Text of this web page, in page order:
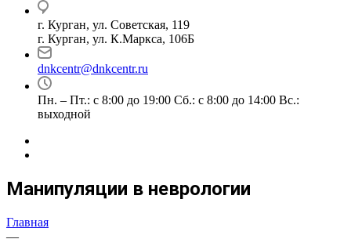
г. Курган, ул. Советская, 119
г. Курган, ул. К.Маркса, 106Б
dnkcentr@dnkcentr.ru
Пн. – Пт.: с 8:00 до 19:00 Сб.: с 8:00 до 14:00 Вс.:
выходной
Манипуляции в неврологии
Главная
—